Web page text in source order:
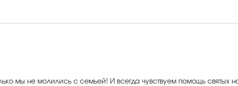
мы не молились с семьей! И всегда чувствуем помощь святых